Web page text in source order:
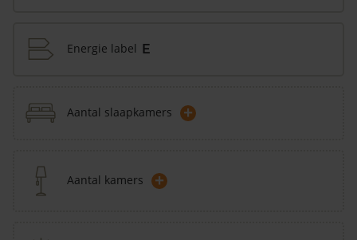
Energie label E
Aantal slaapkamers +
Aantal kamers +